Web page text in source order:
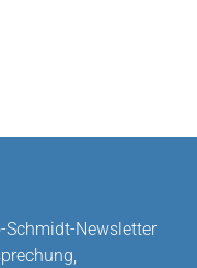
Schmidt-Newsletter